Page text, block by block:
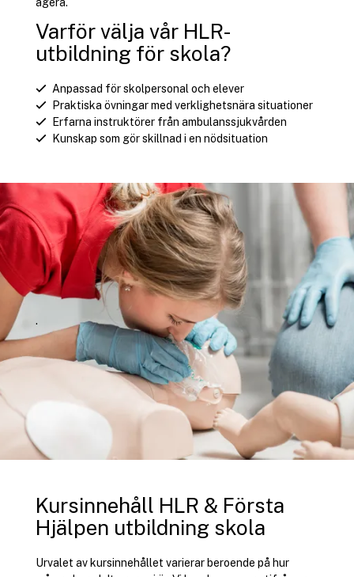
Varför välja vår HLR-
utbildning för skola?
Anpassad för skolpersonal och elever
Praktiska övningar med verklighetsnära situationer
Erfarna instruktörer från ambulanssjukvården
Kunskap som gör skillnad i en nödsituation
.
Kursinnehåll HLR & Första
Hjälpen utbildning skola
Urvalet av kursinnehållet varierar beroende på hur